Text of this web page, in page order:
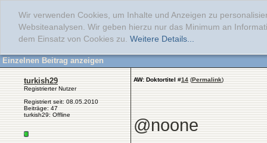
Wir verwenden Cookies, um Inhalte und Anzeigen zu
Websiteanalysen. Wir geben hierzu nur das Minimum an
dem Einsatz von Cookies zu. Weitere Details...
Einzelnen Beitrag anzeigen
turkish29
Registrierter Nutzer
Registriert seit: 08.05.2010
Beiträge: 47
turkish29: Offline
AW: Doktortitel #14 (Permalink)
@noone